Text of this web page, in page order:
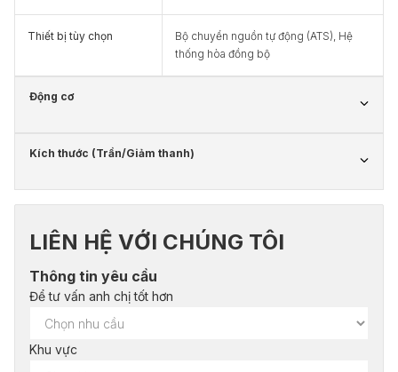
Thiết bị tùy chọn
Bộ chuyển nguồn tự động (ATS), Hệ
thống hòa đồng bộ
Động cơ
Kích thước (Trần/Giảm thanh)
LIÊN HỆ VỚI CHÚNG TÔI
Thông tin yêu cầu
Để tư vấn anh chị tốt hơn
Khu vực